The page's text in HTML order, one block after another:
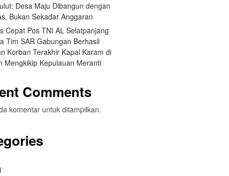
Desa Maju Dibangun dengan
Bukan Sekadar Anggaran
Cepat Pos TNI AL Selatpanjang
Tim SAR Gabungan Berhasil
Korban Terakhir Kapal Karam di
Mengkikip Kepulauan Meranti
Comments
komentar untuk ditampilkan.